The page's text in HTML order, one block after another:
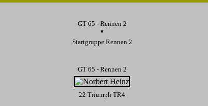
GT 65 - Rennen 2
Startgruppe Rennen 2
GT 65 - Rennen 2
22 Triumph TR4